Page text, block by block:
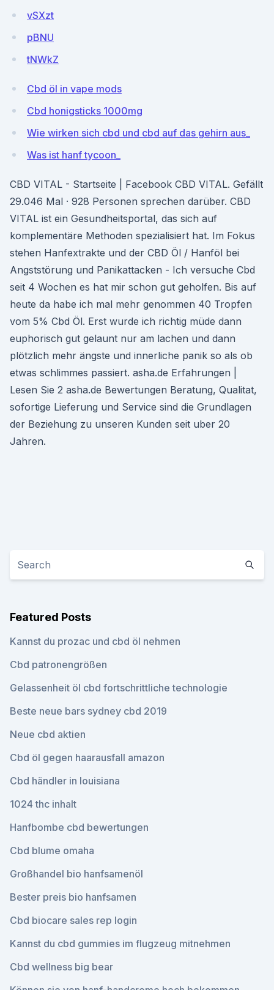
vSXzt
pBNU
tNWkZ
Cbd öl in vape mods
Cbd honigsticks 1000mg
Wie wirken sich cbd und cbd auf das gehirn aus_
Was ist hanf tycoon_
CBD VITAL - Startseite | Facebook CBD VITAL. Gefällt
29.046 Mal · 928 Personen sprechen darüber. CBD
VITAL ist ein Gesundheitsportal, das sich auf
komplementäre Methoden spezialisiert hat. Im Fokus
stehen Hanfextrakte und der CBD Öl / Hanföl bei
Angststörung und Panikattacken - Ich versuche Cbd
seit 4 Wochen es hat mir schon gut geholfen. Bis auf
heute da habe ich mal mehr genommen 40 Tropfen
vom 5% Cbd Öl. Erst wurde ich richtig müde dann
euphorisch gut gelaunt nur am lachen und dann
plötzlich mehr ängste und innerliche panik so als ob
etwas schlimmes passiert. asha.de Erfahrungen |
Lesen Sie 2 asha.de Bewertungen Beratung, Qualitat,
sofortige Lieferung und Service sind die Grundlagen
der Beziehung zu unseren Kunden seit uber 20
Jahren.
Featured Posts
Kannst du prozac und cbd öl nehmen
Cbd patronengrößen
Gelassenheit öl cbd fortschrittliche technologie
Beste neue bars sydney cbd 2019
Neue cbd aktien
Cbd öl gegen haarausfall amazon
Cbd händler in louisiana
1024 thc inhalt
Hanfbombe cbd bewertungen
Cbd blume omaha
Großhandel bio hanfsamenöl
Bester preis bio hanfsamen
Cbd biocare sales rep login
Kannst du cbd gummies im flugzeug mitnehmen
Cbd wellness big bear